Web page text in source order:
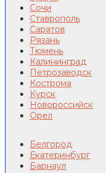
Сочи
Ставрополь
Саратов
Рязань
Тюмень
Калининград
Петрозаводск
Кострома
Курск
Новороссийск
Орел
Белгород
Екатеринбург
Барнаул